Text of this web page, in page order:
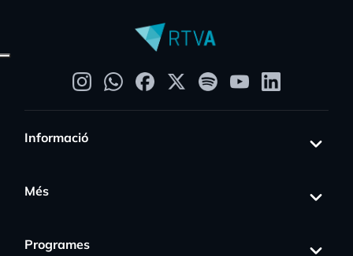
Informació
Més
Programes